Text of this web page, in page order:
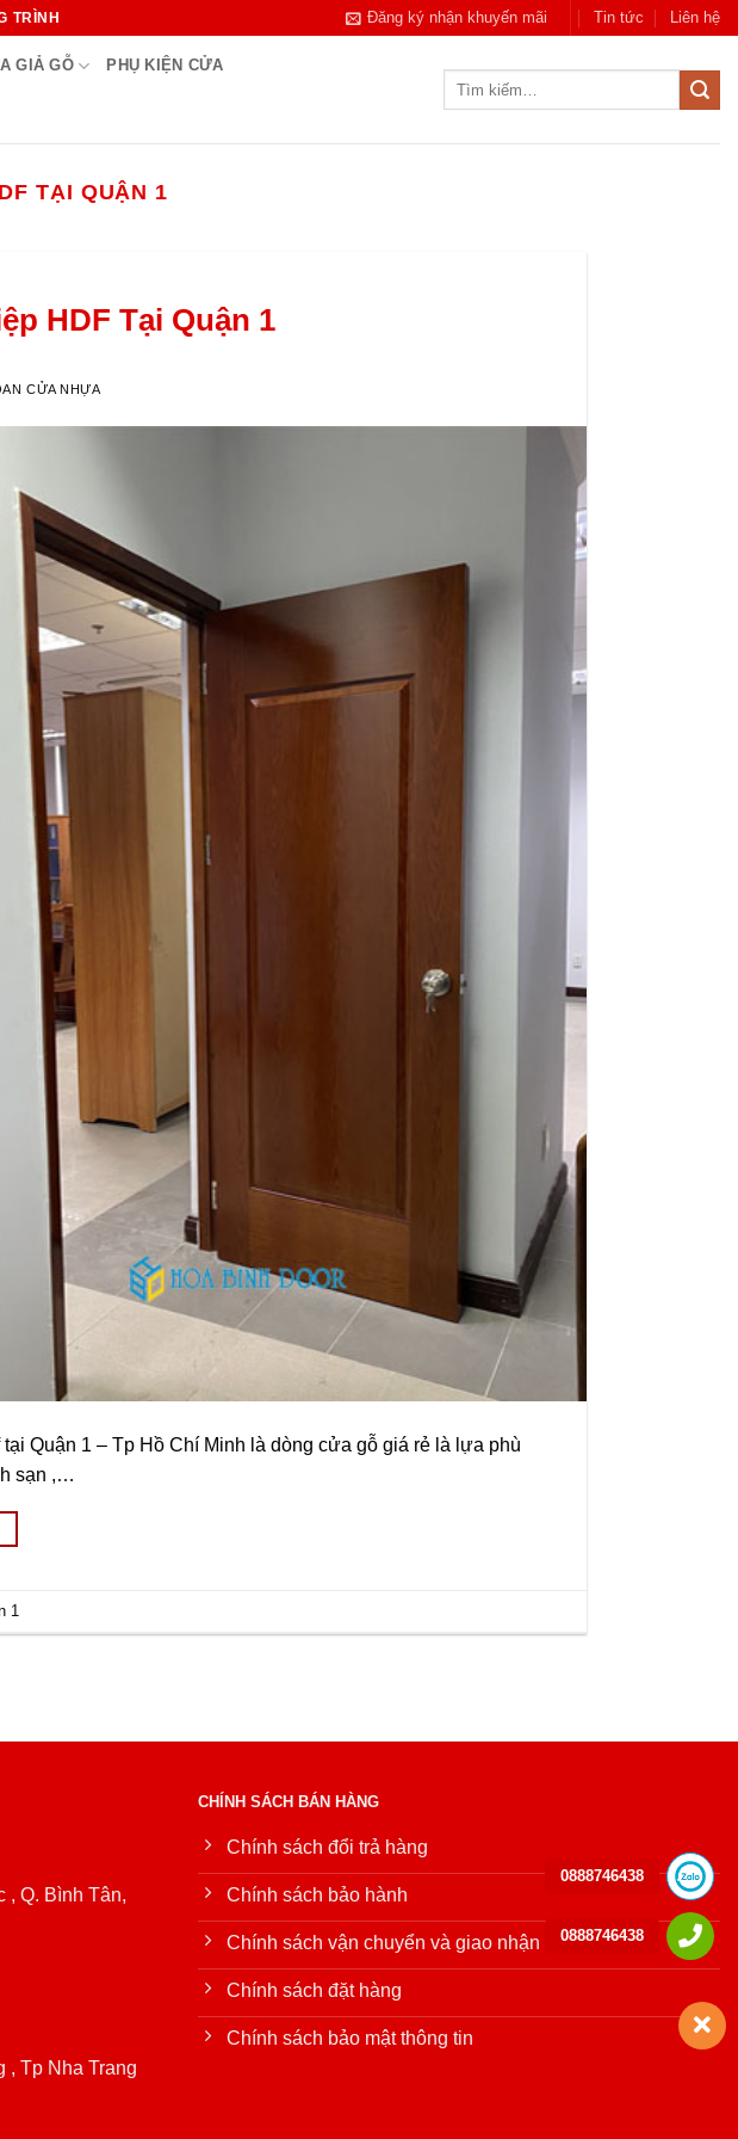
TRÌNH Đăng ký nhận khuyến mãi Tin tức Liên hệ
GIẢ GỖ PHỤ KIỆN CỬA
TẠI QUẬN 1
HDF Tại Quận 1
CỬA NHỰA
Quận 1 – Tp Hồ Chí Minh là dòng cửa gỗ giá rẻ là lựa phù
sạn ,…
1
, Q. Bình Tân,
, Tp Nha Trang
CHÍNH SÁCH BÁN HÀNG
Chính sách đổi trả hàng
Chính sách bảo hành
Chính sách vận chuyển và giao nhận
Chính sách đặt hàng
Chính sách bảo mật thông tin
0888746438
0888746438